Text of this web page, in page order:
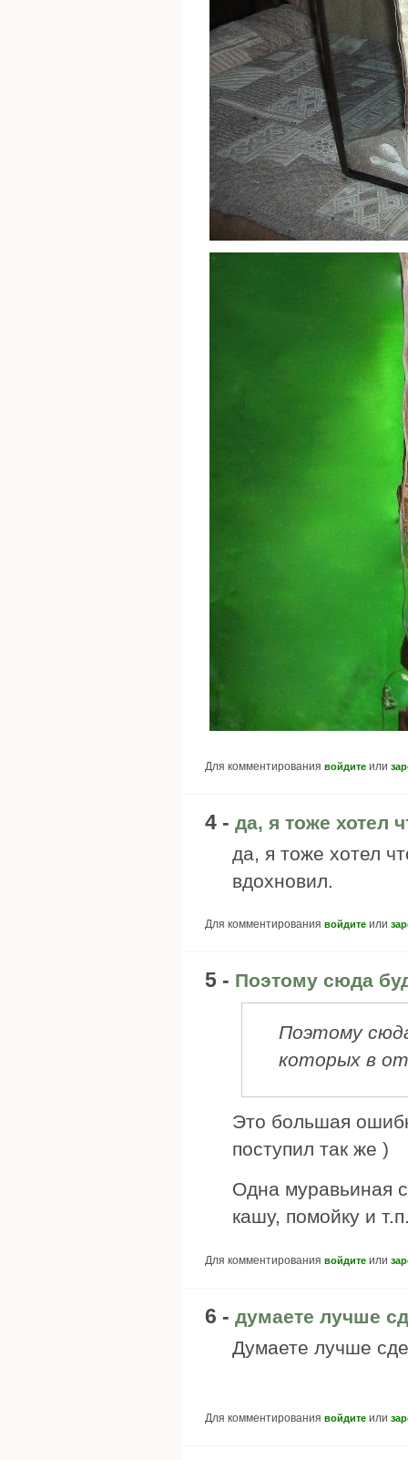
Для комментирования войдите или
4 - да, я тоже хотел
да, я тоже хотел
вдохновил.
Для комментирования войдите или
5 - Поэтому сюда
Поэтому
которых в
Это большая
поступил так же )
Одна муравьиная
кашу, помойку и
Для комментирования войдите или
6 - думаете лучше
Думаете лучше
Для комментирования войдите или